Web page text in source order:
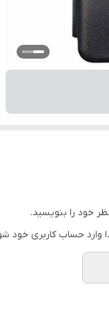
خود را بنویسید.
وارد حساب کاربری خود